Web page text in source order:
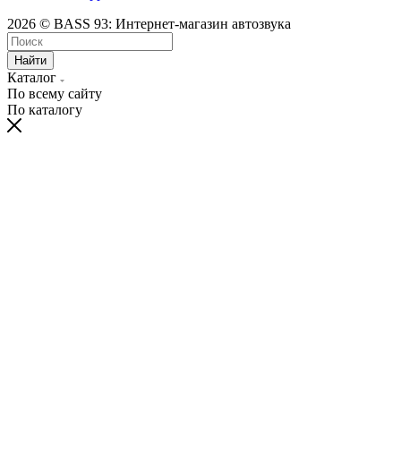
2026 © BASS 93: Интернет-магазин автозвука
Найти
Каталог
По всему сайту
По каталогу